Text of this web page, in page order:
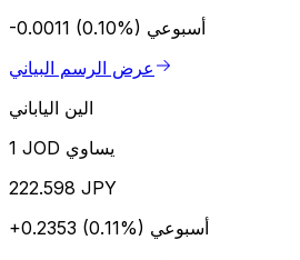
-0.0011 (0.10%) أسبوعي
عرض الرسم البياني
الين الياباني
1 JOD يساوي
222.598 JPY
+0.2353 (0.11%) أسبوعي